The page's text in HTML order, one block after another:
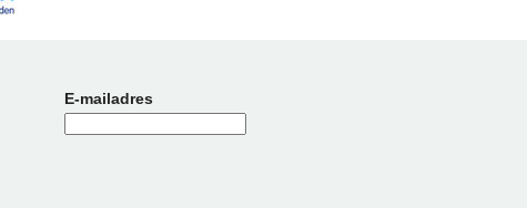
E-mailadres